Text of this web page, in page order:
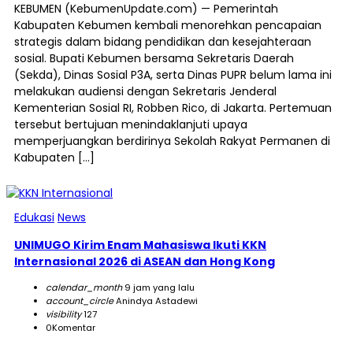
KEBUMEN (KebumenUpdate.com) — Pemerintah
Kabupaten Kebumen kembali menorehkan pencapaian
strategis dalam bidang pendidikan dan kesejahteraan
sosial. Bupati Kebumen bersama Sekretaris Daerah
(Sekda), Dinas Sosial P3A, serta Dinas PUPR belum lama ini
melakukan audiensi dengan Sekretaris Jenderal
Kementerian Sosial RI, Robben Rico, di Jakarta. Pertemuan
tersebut bertujuan menindaklanjuti upaya
memperjuangkan berdirinya Sekolah Rakyat Permanen di
Kabupaten […]
Edukasi News
UNIMUGO Kirim Enam Mahasiswa Ikuti KKN
Internasional 2026 di ASEAN dan Hong Kong
calendar_month9 jam yang lalu
account_circleAnindya Astadewi
visibility127
0Komentar